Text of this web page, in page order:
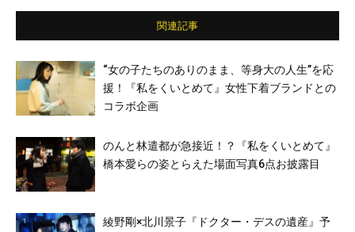
関連記事
“女の子たちのありのまま、等身大の人生”を応
援！『私をくいとめて』女性下着ブランドとの
コラボ企画
のんと林遣都が急接近！？『私をくいとめて』
橋本愛らの姿とらえた場面写真6点お披露目
綾野剛×北川景子『ドクター・デスの遺産』予